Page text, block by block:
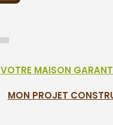
VOTRE MAISON
MON PROJET